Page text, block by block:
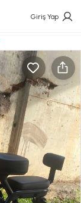
Giriş Yap